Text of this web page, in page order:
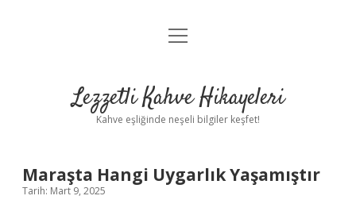
Anasayfa
Yasal Uyarı
menüyü
Lezzetli Kahve Hikayeleri
Kahve eşliğinde neşeli bilgiler keşfet!
Maraşta Hangi Uygarlık Yaşamıştır
Tarih: Mart 9, 2025